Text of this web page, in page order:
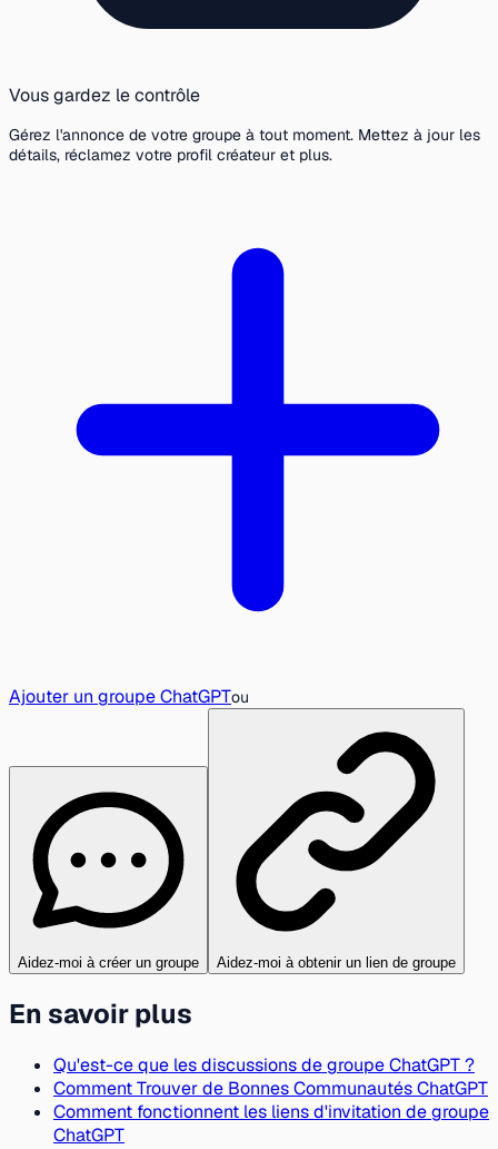
Vous gardez le contrôle
Gérez l'annonce de votre groupe à tout moment. Mettez à jour les
détails, réclamez votre profil créateur et plus.
Ajouter un groupe ChatGPTou
Aidez-moi à créer un groupe Aidez-moi à obtenir un lien de groupe
En savoir plus
Qu'est-ce que les discussions de groupe ChatGPT ?
Comment Trouver de Bonnes Communautés ChatGPT
Comment fonctionnent les liens d'invitation de groupe
ChatGPT